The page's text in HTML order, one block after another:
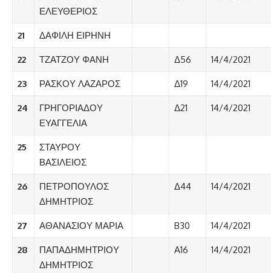
ΕΛΕΥΘΕΡΙΟΣ
21 ΔΑΦΙΛΗ ΕΙΡΗΝΗ
22 ΤΖΑΤΖΟΥ ΦΑΝΗ Δ56 14/4/2021
23 ΡΑΣΚΟΥ ΛΑΖΑΡΟΣ Δ19 14/4/2021
24
ΓΡΗΓΟΡΙΑΔΟΥ
ΕΥΑΓΓΕΛΙΑ
Δ21 14/4/2021
25
ΣΤΑΥΡΟΥ
ΒΑΣΙΛΕΙΟΣ
26
ΠΕΤΡΟΠΟΥΛΟΣ
ΔΗΜΗΤΡΙΟΣ
Δ44 14/4/2021
27 ΑΘΑΝΑΣΙΟΥ ΜΑΡΙΑ B30 14/4/2021
28
ΠΑΠΑΔΗΜΗΤΡΙΟΥ
ΔΗΜΗΤΡΙΟΣ
Α16 14/4/2021